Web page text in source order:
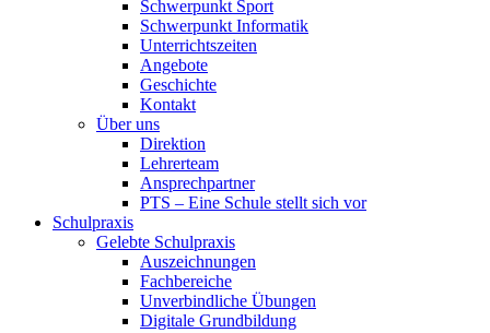
Schwerpunkt Sport
Schwerpunkt Informatik
Unterrichtszeiten
Angebote
Geschichte
Kontakt
Über uns
Direktion
Lehrerteam
Ansprechpartner
PTS – Eine Schule stellt sich vor
Schulpraxis
Gelebte Schulpraxis
Auszeichnungen
Fachbereiche
Unverbindliche Übungen
Digitale Grundbildung